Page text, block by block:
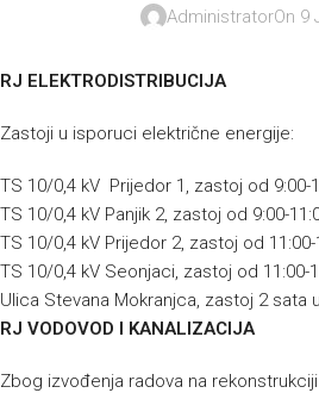
AdministratorOn 9
RJ ELEKTRODISTRIBUCIJA
Zastoji u isporuci električne energije:
TS 10/0,4 kV Prijedor 1, zastoj od 9:00-
TS 10/0,4 kV Panjik 2, zastoj od 9:00-
TS 10/0,4 kV Prijedor 2, zastoj od 11:00-
TS 10/0,4 kV Seonjaci, zastoj od 11:00-
Ulica Stevana Mokranjca, zastoj 2 sata
RJ VODOVOD I KANALIZACIJA
Zbog izvođenja radova na